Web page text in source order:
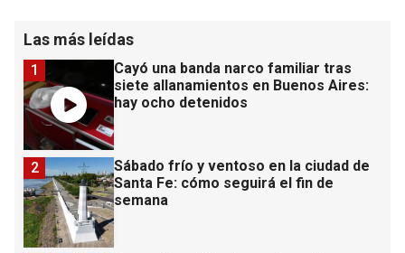
Las más leídas
Cayó una banda narco familiar tras
siete allanamientos en Buenos Aires:
hay ocho detenidos
1
Sábado frío y ventoso en la ciudad de
Santa Fe: cómo seguirá el fin de
semana
2